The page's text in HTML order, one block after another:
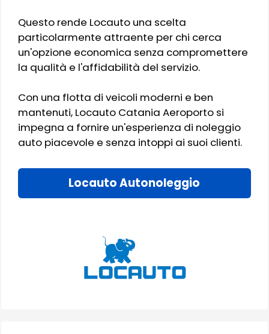
Questo rende Locauto una scelta
particolarmente attraente per chi cerca
un'opzione economica senza compromettere
la qualità e l'affidabilità del servizio.
Con una flotta di veicoli moderni e ben
mantenuti, Locauto Catania Aeroporto si
impegna a fornire un'esperienza di noleggio
auto piacevole e senza intoppi ai suoi clienti.
Locauto Autonoleggio